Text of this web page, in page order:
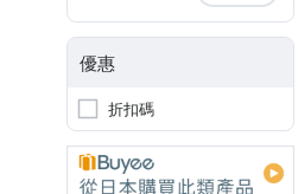
優惠
折扣碼